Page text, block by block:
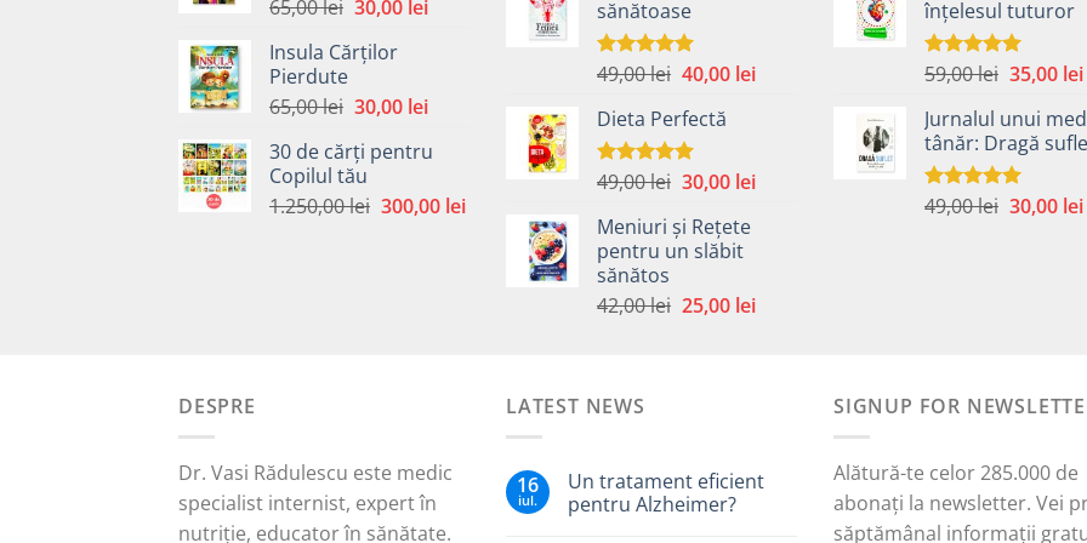
65,00lei Prețul
a
65,00 lei.
30,00 leiPrețul
Insula Cărților
Pierdute
65,00lei Prețul
a
fost:
65,00 lei.
30,00 leiPrețul
este:
30 de cărți pentru
Copilul tău
1.250,00lei Prețul
300,00 leiPrețul
300,00 lei.
fost:
59,00 lei.
sănătoase
Evaluat la
49,00lei Prețul
a
fost:
49,00 lei.
40,00 leiPrețul
Dieta Perfectă
Evaluat la
49,00lei Prețul
a
fost:
30,00 leiPrețul
Meniuri și Rețete
pentru un slăbit
sănătos
42,00lei Prețul
25,00 leiPrețul
fost:
49,00 lei.
înțelesul tuturor
Evaluat la
59,00lei Prețul
a
fost:
59,00 lei.
35,00 lei
Jurnalul unui
tânăr: Dragă
Evaluat la
49,00lei Prețul
30,00 lei
DESPRE
Dr. Vasi Rădulescu este medic
specialist internist, expert în
nutriție, educator în sănătate.
LATEST NEWS
16
iul.
Un tratament eficient
pentru Alzheimer?
SIGNUP FOR
Alătură-te celor 285.000 de
abonați la newsletter. Vei
săptămânal informații